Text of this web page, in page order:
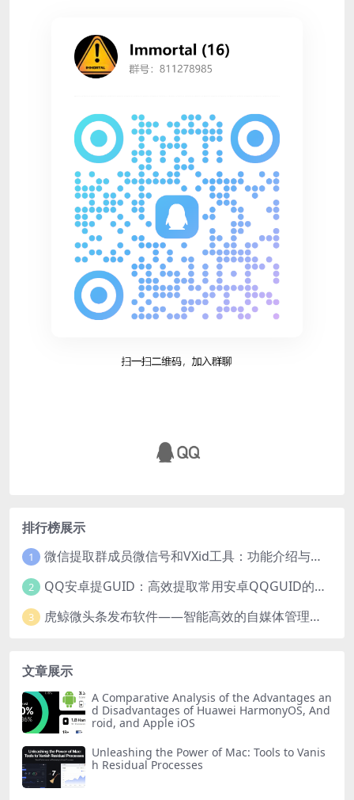
排行榜展示
1 微信提取群成员微信号和VXid工具：功能介绍与使用指南
2 QQ安卓提GUID：高效提取常用安卓QQGUID的新工具
3 虎鲸微头条发布软件——智能高效的自媒体管理工具
文章展示
A Comparative Analysis of the Advantages an
d Disadvantages of Huawei HarmonyOS, And
roid, and Apple iOS
Unleashing the Power of Mac: Tools to Vanis
h Residual Processes